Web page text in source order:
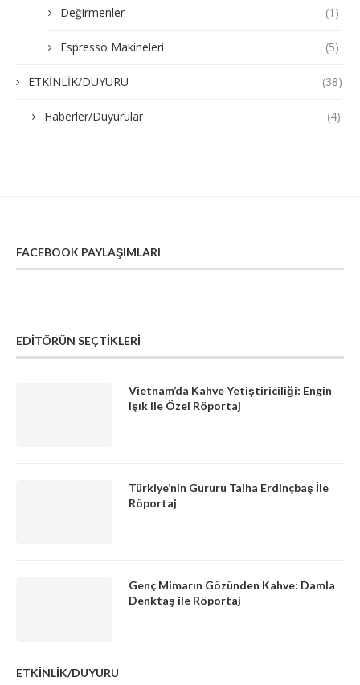
Değirmenler (1)
Espresso Makineleri (5)
ETKİNLİK/DUYURU (38)
Haberler/Duyurular (4)
FACEBOOK PAYLAŞIMLARI
EDITÖRÜN SEÇTIKLERI
Vietnam’da Kahve Yetiştiriciliği: Engin
Işık ile Özel Röportaj
Türkiye’nin Gururu Talha Erdinçbaş İle
Röportaj
Genç Mimarın Gözünden Kahve: Damla
Denktaş ile Röportaj
ETKİNLİK/DUYURU